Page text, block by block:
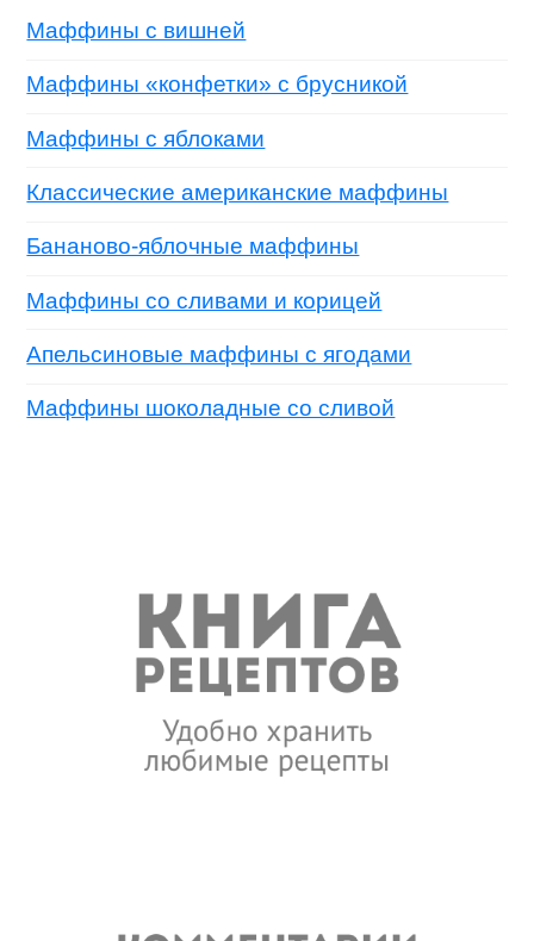
Маффины с вишней
Маффины «конфетки» с брусникой
Маффины с яблоками
Классические американские маффины
Бананово-яблочные маффины
Маффины со сливами и корицей
Апельсиновые маффины с ягодами
Маффины шоколадные со сливой